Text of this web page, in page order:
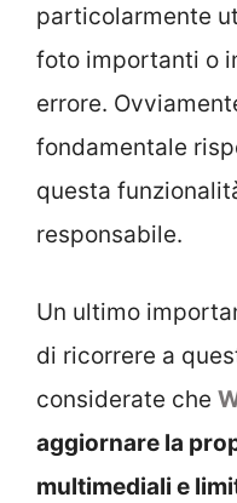
particolarmente
foto importanti o
errore.
fondamentale
questa
responsabile.
Un ultimo
di ricorrere a
considerate che
aggiornare la
multimediali e